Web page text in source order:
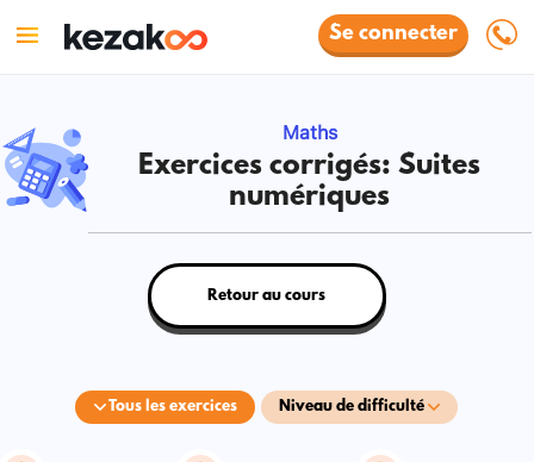
Se connecter
Maths
Exercices corrigés: Suites
numériques
Tous les exercices Niveau de difficulté
Retour au cours